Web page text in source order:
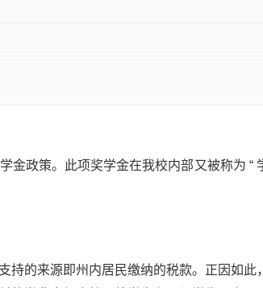
金政策。此项奖学金在我校内部又被称为 “
持的来源即州内居民缴纳的税款。正因如此